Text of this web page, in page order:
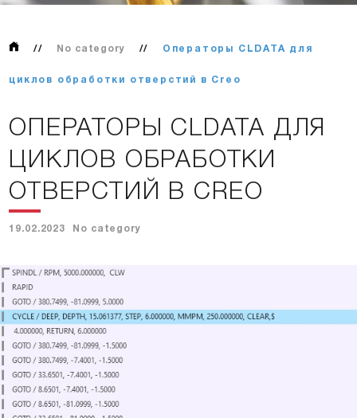
// No category // Операторы CLDATA для
циклов обработки отверстий в Creo
ОПЕРАТОРЫ CLDATA ДЛЯ
ЦИКЛОВ ОБРАБОТКИ
ОТВЕРСТИЙ В CREO
19.02.2023 No category